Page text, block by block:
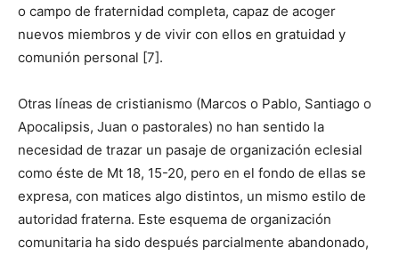
o campo de fraternidad completa, capaz de acoger
nuevos miembros y de vivir con ellos en gratuidad y
comunión personal [7].
Otras líneas de cristianismo (Marcos o Pablo, Santiago o
Apocalipsis, Juan o pastorales) no han sentido la
necesidad de trazar un pasaje de organización eclesial
como éste de Mt 18, 15-20, pero en el fondo de ellas se
expresa, con matices algo distintos, un mismo estilo de
autoridad fraterna. Este esquema de organización
comunitaria ha sido después parcialmente abandonado,